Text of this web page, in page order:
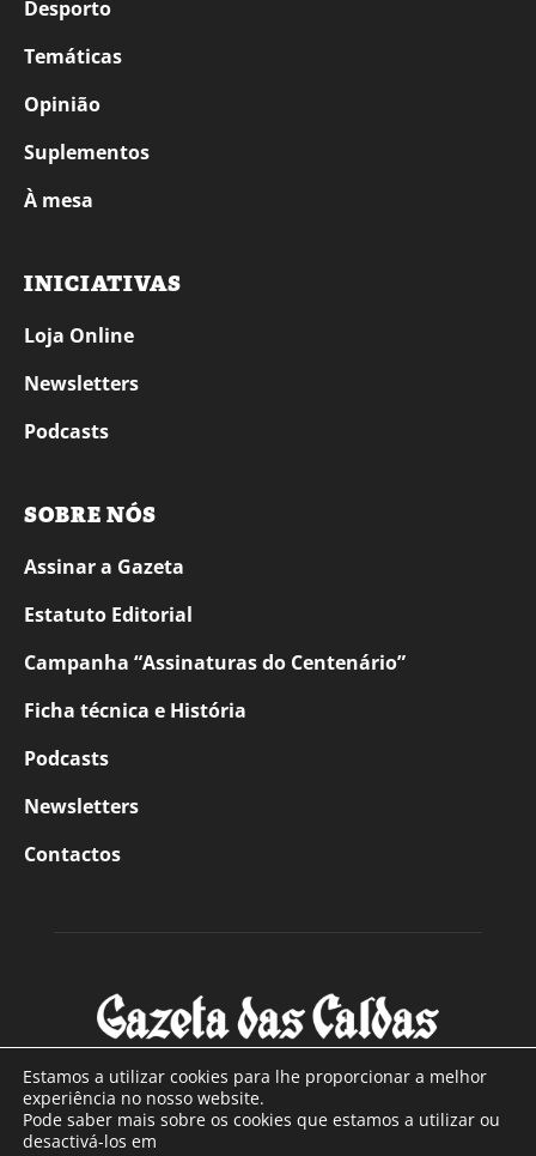
Desporto
Temáticas
Opinião
Suplementos
À mesa
INICIATIVAS
Loja Online
Newsletters
Podcasts
SOBRE NÓS
Assinar a Gazeta
Estatuto Editorial
Campanha “Assinaturas do Centenário”
Ficha técnica e História
Podcasts
Newsletters
Contactos
SOBRE NÓS
Estamos a utilizar cookies para lhe proporcionar a melhor
experiência no nosso website.
Pode saber mais sobre os cookies que estamos a utilizar ou
desactivá-los em